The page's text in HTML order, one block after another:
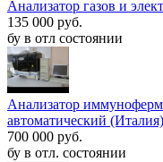
Анализатор газов и
135 000 руб.
бу в отл состоянии
Анализатор
автоматический (Италия)
700 000 руб.
бу в отл. состоянии